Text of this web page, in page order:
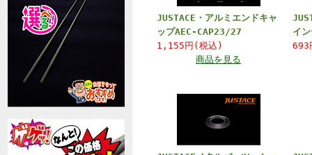
JUSTACE・アルミエンドキャ
ップAEC-CAP23/27
1,155円(税込)
商品を見る
イ
693